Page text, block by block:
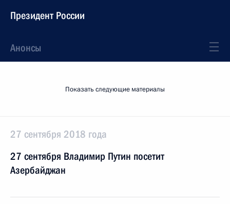
Президент России
Анонсы
Показать следующие материалы
27 сентября 2018 года
27 сентября Владимир Путин посетит
Азербайджан